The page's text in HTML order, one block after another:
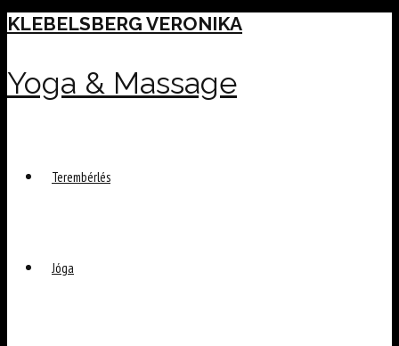
Skip
KLEBELSBERG VERONIKA
Yoga & Massage
Terembérlés
Jóga